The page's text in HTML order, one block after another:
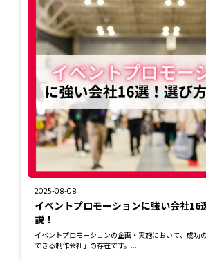
2025-08-08
イベントプロモーションに強い会社16
説！
イベントプロモーションの企画・実施において、成功
できる制作会社」の存在です。...